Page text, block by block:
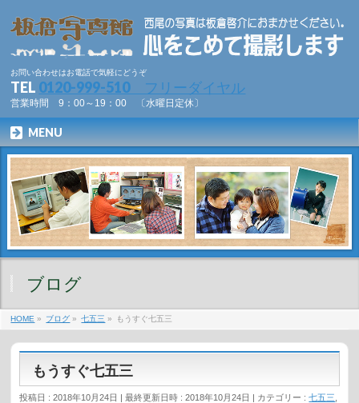
お問い合わせはお電話で気軽にどうぞ
TEL 0120-999-510 フリーダイヤル
営業時間 9：00～19：00 〔水曜日定休〕
MENU
ブログ
HOME » ブログ » 七五三 » もうすぐ七五三
もうすぐ七五三
投稿日 : 2018年10月24日 最終更新日時 : 2018年10月24日 カテゴリー :七五三